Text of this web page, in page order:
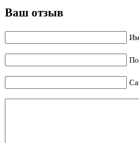
Ваш отзыв